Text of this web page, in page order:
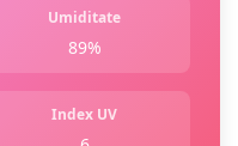
Umiditate
89%
Index UV